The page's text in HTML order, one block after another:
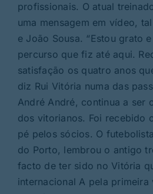
profissionais. O atual
uma mensagem em vídeo,
e João Sousa. “Estou grato
percurso que fiz até aqui.
satisfação os quatro anos
diz Rui Vitória numa das
André André, continua a ser
dos vitorianos. Foi recebido
pé pelos sócios. O
do Porto, lembrou o antigo
facto de ter sido no Vitória
internacional A pela primeira